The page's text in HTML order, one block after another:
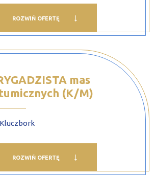
ROZWIŃ OFERTĘ
mas
(K/M)
Kluczbork
ROZWIŃ OFERTĘ